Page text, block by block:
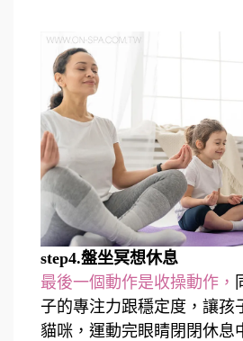
step4.盤坐冥想休息
最後一個動作是收操動作，
子的專注力跟穩定度，讓孩
貓咪，運動完眼睛閉閉休息